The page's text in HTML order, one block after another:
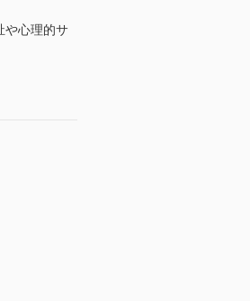
や心理的サ